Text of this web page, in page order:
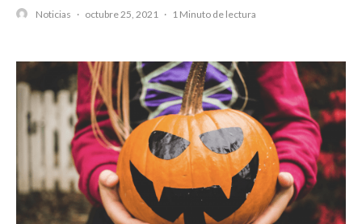
Noticias · octubre 25, 2021 · 1 Minuto de lectura